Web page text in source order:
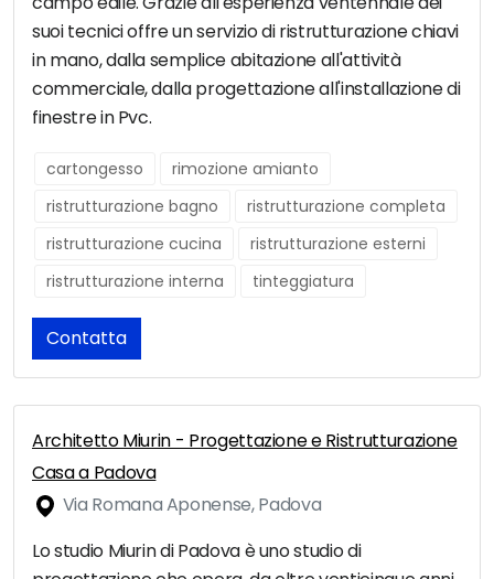
suoi tecnici offre un servizio di ristrutturazione chiavi
in mano, dalla semplice abitazione all'attività
commerciale, dalla progettazione all'installazione di
finestre in Pvc.
cartongesso
rimozione amianto
ristrutturazione bagno
ristrutturazione completa
ristrutturazione cucina
ristrutturazione esterni
ristrutturazione interna
tinteggiatura
Contatta
Architetto Miurin - Progettazione e Ristrutturazione
Casa a Padova
Via Romana Aponense, Padova
Lo studio Miurin di Padova è uno studio di